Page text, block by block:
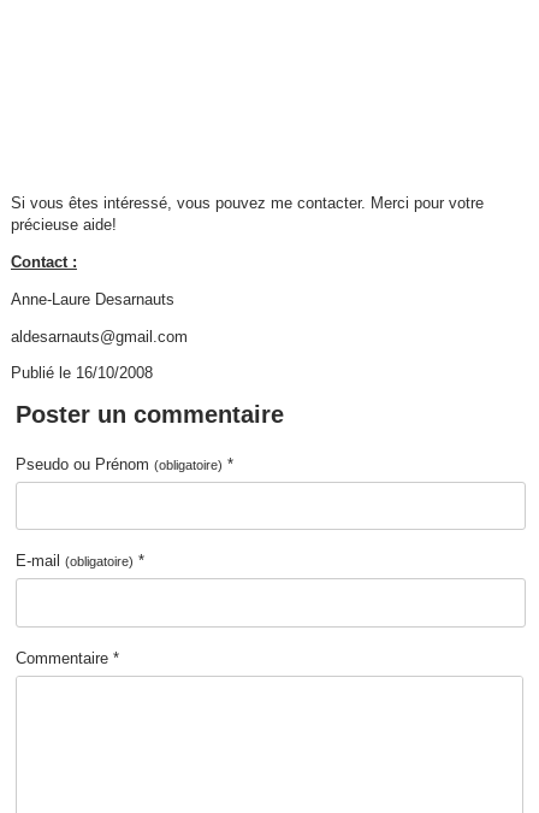
Si vous êtes intéressé, vous pouvez me contacter. Merci pour votre
précieuse aide!
Contact :
Anne-Laure Desarnauts
aldesarnauts@gmail.com
Publié le 16/10/2008
Poster un commentaire
Pseudo ou Prénom(obligatoire) *
E-mail(obligatoire) *
Commentaire *